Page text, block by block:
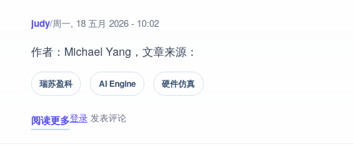
judy/周一, 18 五月 2026 - 10:02
作者：Michael Yang，文章来源：
瑞苏盈科 AI Engine 硬件仿真
阅读更多
关于 AI Engine + PL + 软件协同太复杂？AMD 给出新验证路径
登录发表评论